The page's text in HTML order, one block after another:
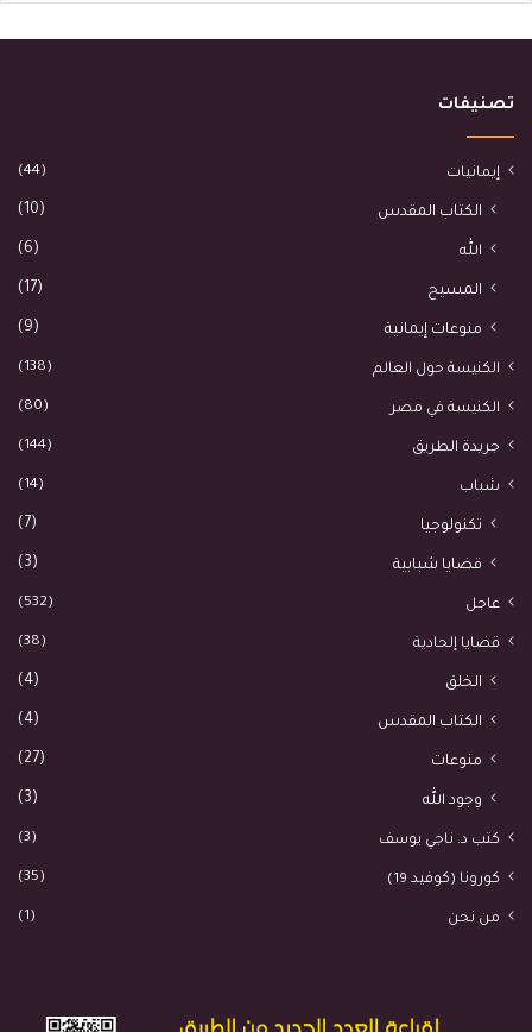
تصنيفات
إيمانيات (44)
الكتاب المقدس (10)
الله (6)
المسيح (17)
منوعات إيمانية (9)
الكنيسة حول العالم (138)
الكنيسة في مصر (80)
جريدة الطريق (144)
شباب (14)
تكنولوجيا (7)
قضايا شبابية (3)
عاجل (532)
قضايا إلحادية (38)
الخلق (4)
الكتاب المقدس (4)
منوعات (27)
وجود الله (3)
كتب د. ناجي يوسف (3)
كورونا (كوفيد 19) (35)
من نحن (1)